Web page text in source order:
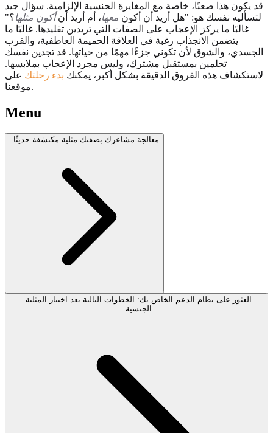
قد يكون هذا صعبًا، خاصة مع المغايرة الجنسية الإلزامية. سؤال جيد
لتسأليه نفسك هو: "هل أريد أن أكون معها، أم أريد أنأكون مثلها؟"
غالبًا ما يركز الإعجاب على الصفات التي تريدين تقليدها. غالبًا ما
يتضمن الانجذاب رغبة في العلاقة الحميمة العاطفية، والقرب
الجسدي، والشوق لأن تكوني جزءًا مهمًا من حياتها. قد تجدين نفسك
تحلمين بمستقبل مشترك، وليس مجرد الإعجاب بملابسها.
لاستكشاف هذه الفروق الدقيقة بشكل أكبر، يمكنك بدء رحلتك على
موقعنا.
Menu
معالجة مشاعرك بصفتك مثلية مكتشفة حديثًا
العثور على نظام الدعم الخاص بك: الخطوات التالية بعد اختبار المثلية
الجنسية